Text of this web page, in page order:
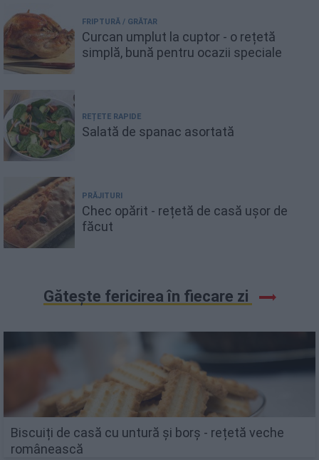
FRIPTURĂ / GRĂTAR
Curcan umplut la cuptor - o rețetă
simplă, bună pentru ocazii speciale
REȚETE RAPIDE
Salată de spanac asortată
PRĂJITURI
Chec opărit - rețetă de casă ușor de
făcut
Gătește fericirea în fiecare zi
Biscuiți de casă cu untură și borș - rețetă veche
românească